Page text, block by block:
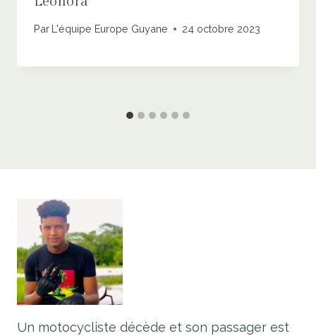
Par L'équipe Europe Guyane 24 octobre 2023
Un motocycliste décède et son passager est